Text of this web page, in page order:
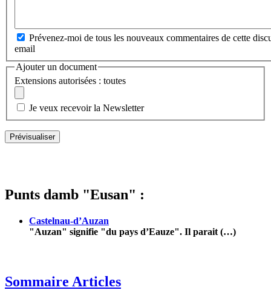
Prévenez-moi de tous les nouveaux commentaires de cette
email
Ajouter un document
Extensions autorisées : toutes
Je veux recevoir la Newsletter
Punts damb "Eusan" :
Castelnau-d’Auzan
"Auzan" signifie "du pays d’Eauze". Il parait (…)
Sommaire Articles